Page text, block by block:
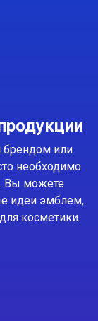
брендом или
необходимо
Вы можете
идеи эмблем,
косметики.